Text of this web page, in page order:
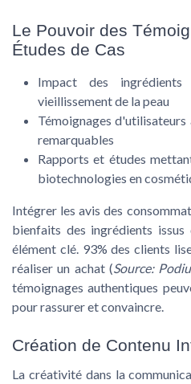
Le Pouvoir des
Études de Cas
Impact des
vieillissement de la peau
Témoignages
remarquables
Rapports et études
biotechnologies en
Intégrer lesavis des
bienfaits des ingrédients
élément clé. 93% des clients
réaliser un achat (Source:
témoignages authentiques
pour rassurer et convaincre.
Création de Contenu
La créativité dans la